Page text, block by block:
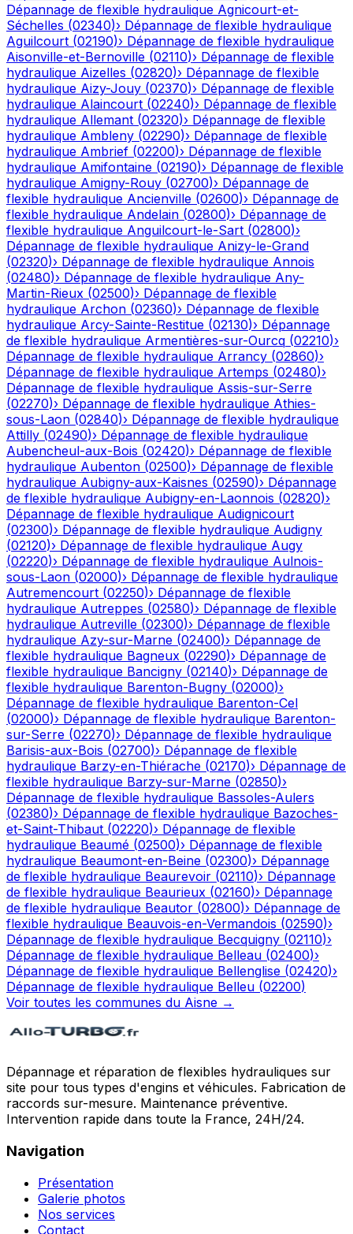
Dépannage de flexible hydraulique Agnicourt-et-
Séchelles (02340)› Dépannage de flexible hydraulique
Aguilcourt (02190)› Dépannage de flexible hydraulique
Aisonville-et-Bernoville (02110)› Dépannage de flexible
hydraulique Aizelles (02820)› Dépannage de flexible
hydraulique Aizy-Jouy (02370)› Dépannage de flexible
hydraulique Alaincourt (02240)› Dépannage de flexible
hydraulique Allemant (02320)› Dépannage de flexible
hydraulique Ambleny (02290)› Dépannage de flexible
hydraulique Ambrief (02200)› Dépannage de flexible
hydraulique Amifontaine (02190)› Dépannage de flexible
hydraulique Amigny-Rouy (02700)› Dépannage de
flexible hydraulique Ancienville (02600)› Dépannage de
flexible hydraulique Andelain (02800)› Dépannage de
flexible hydraulique Anguilcourt-le-Sart (02800)›
Dépannage de flexible hydraulique Anizy-le-Grand
(02320)› Dépannage de flexible hydraulique Annois
(02480)› Dépannage de flexible hydraulique Any-
Martin-Rieux (02500)› Dépannage de flexible
hydraulique Archon (02360)› Dépannage de flexible
hydraulique Arcy-Sainte-Restitue (02130)› Dépannage
de flexible hydraulique Armentières-sur-Ourcq (02210)›
Dépannage de flexible hydraulique Arrancy (02860)›
Dépannage de flexible hydraulique Artemps (02480)›
Dépannage de flexible hydraulique Assis-sur-Serre
(02270)› Dépannage de flexible hydraulique Athies-
sous-Laon (02840)› Dépannage de flexible hydraulique
Attilly (02490)› Dépannage de flexible hydraulique
Aubencheul-aux-Bois (02420)› Dépannage de flexible
hydraulique Aubenton (02500)› Dépannage de flexible
hydraulique Aubigny-aux-Kaisnes (02590)› Dépannage
de flexible hydraulique Aubigny-en-Laonnois (02820)›
Dépannage de flexible hydraulique Audignicourt
(02300)› Dépannage de flexible hydraulique Audigny
(02120)› Dépannage de flexible hydraulique Augy
(02220)› Dépannage de flexible hydraulique Aulnois-
sous-Laon (02000)› Dépannage de flexible hydraulique
Autremencourt (02250)› Dépannage de flexible
hydraulique Autreppes (02580)› Dépannage de flexible
hydraulique Autreville (02300)› Dépannage de flexible
hydraulique Azy-sur-Marne (02400)› Dépannage de
flexible hydraulique Bagneux (02290)› Dépannage de
flexible hydraulique Bancigny (02140)› Dépannage de
flexible hydraulique Barenton-Bugny (02000)›
Dépannage de flexible hydraulique Barenton-Cel
(02000)› Dépannage de flexible hydraulique Barenton-
sur-Serre (02270)› Dépannage de flexible hydraulique
Barisis-aux-Bois (02700)› Dépannage de flexible
hydraulique Barzy-en-Thiérache (02170)› Dépannage de
flexible hydraulique Barzy-sur-Marne (02850)›
Dépannage de flexible hydraulique Bassoles-Aulers
(02380)› Dépannage de flexible hydraulique Bazoches-
et-Saint-Thibaut (02220)› Dépannage de flexible
hydraulique Beaumé (02500)› Dépannage de flexible
hydraulique Beaumont-en-Beine (02300)› Dépannage
de flexible hydraulique Beaurevoir (02110)› Dépannage
de flexible hydraulique Beaurieux (02160)› Dépannage
de flexible hydraulique Beautor (02800)› Dépannage de
flexible hydraulique Beauvois-en-Vermandois (02590)›
Dépannage de flexible hydraulique Becquigny (02110)›
Dépannage de flexible hydraulique Belleau (02400)›
Dépannage de flexible hydraulique Bellenglise (02420)›
Dépannage de flexible hydraulique Belleu (02200)
Voir toutes les communes du Aisne →
Dépannage et réparation de flexibles hydrauliques sur
site pour tous types d'engins et véhicules. Fabrication de
raccords sur-mesure. Maintenance préventive.
Intervention rapide dans toute la France, 24H/24.
Navigation
Présentation
Galerie photos
Nos services
Contact